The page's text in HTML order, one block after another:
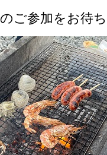
ご参加をお待